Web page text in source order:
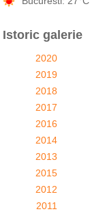
Istoric galerie
2020
2019
2018
2017
2016
2014
2013
2015
2012
2011